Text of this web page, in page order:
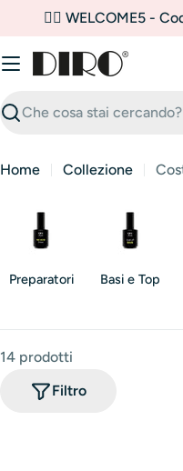
contenuto
✌🏼 WELCOME5 -
Ricerca
Home Collezione
Preparatori Basi e Top
14 prodotti
Filtro